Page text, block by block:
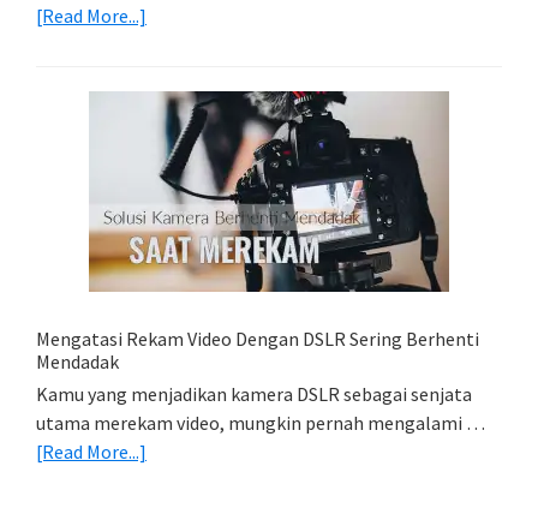
[Read More...]
Mobile:
Cara
Simpan
Foto
Di
HP
(Export
Import
Mengatasi Rekam Video Dengan DSLR Sering Berhenti
Mendadak
Kamu yang menjadikan kamera DSLR sebagai senjata
utama merekam video, mungkin pernah mengalami …
[Read More...]